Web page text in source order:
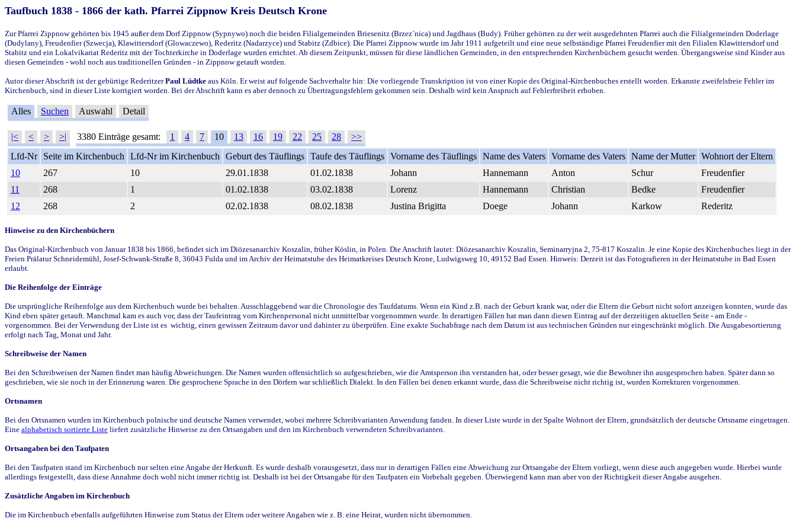
Taufbuch 1838 - 1866 der kath. Pfarrei Zippnow Kreis Deutsch Krone
Zur Pfarrei Zippnow gehörten bis 1945 außer dem Dorf Zippnow (Sypnywo) noch die beiden Filialgemeinden Briesenitz (Brzez`nica) und Jagdhaus (Budy). Früher gehörten zu der weit ausgedehnten Pfarrei auch die Filialgemeinden Doderlage
(Dudylany), Freudenfier (Szwecja), Klawittersdorf (Glowaczewo), Rederitz (Nadarzyce) und Stabitz (Zdbice). Die Pfarrei Zippnow wurde im Jahr 1911 aufgeteilt und eine neue selbständige Pfarrei Freudenfier mit den Filialen Klawittersdorf und
Stabitz und ein Lokalvikariat Rederitz mit der Tochterkirche in Doderlage wurden errichtet. Ab diesem Zeitpunkt, müssen für diese ländlichen Gemeinden, in den entsprechenden Kirchenbüchern gesucht werden. Übergangsweise sind Kinder aus
diesen Gemeinden - wohl noch aus traditionellen Gründen - in Zippnow getauft worden.
Autor dieser Abschrift ist der gebürtige RederitzerPaul Lüdtke aus Köln. Er weist auf folgende Sachverhalte hin: Die vorliegende Transkription ist von einer Kopie des Original-Kirchenbuches erstellt worden. Erkannte zweifelsfreie Fehler im
Kirchenbuch, sind in dieser Liste korrigiert worden. Bei der Abschrift kann es aber dennoch zu Übertragungsfehlern gekommen sein. Deshalb wird kein Anspruch auf Fehlerfreiheit erhoben.
Alles Suchen Auswahl Detail
|< < > >| 3380 Einträge gesamt: 1 4 7 10 13 16 19 22 25 28
>>
Lfd-Nr
Seite im Kirchenbuch Lfd-Nr im Kirchenbuch Geburt des Täuflings Taufe des Täuflings Vorname des Täuflings Name des Vaters Vorname des Vaters Name der Mutter Wohnort der Eltern
10
267 10 29.01.1838 01.02.1838 Johann Hannemann Anton Schur
Freudenfier
11
268 1 01.02.1838 03.02.1838 Lorenz Hannemann Christian Bedke
Freudenfier
12
268 2 02.02.1838 08.02.1838 Justina Brigitta Doege Johann Karkow Rederitz
Hinweise zu den Kirchenbüchern
Das Original-Kirchenbuch von Januar 1838 bis 1866, befindet sich im Diözesanarchiv Koszalin, früher Köslin, in Polen. Die Anschrift lautet: Diözesanarchiv Koszalin, Seminarryjna 2, 75-817 Koszalin. Je eine Kopie des Kirchenbuches liegt in der
Freien Prälatur Schneidemühl, Josef-Schwank-Straße 8, 36043 Fulda und im Archiv der Heimatstube des Heimatkreises Deutsch Krone, Ludwigsweg 10, 49152 Bad Essen. Hinweis: Derzeit ist das Fotografieren in der Heimatstube in Bad Essen
erlaubt.
Die Reihenfolge der Einträge
Die ursprüngliche Reihenfolge aus dem Kirchenbuch wurde bei behalten. Ausschlaggebend war die Chronologie des Taufdatums. Wenn ein Kind z.B. nach der Geburt krank war, oder die Eltern die Geburt nicht sofort anzeigen konnten, wurde das
Kind eben später getauft. Manchmal kam es auch vor, dass der Taufeintrag vom Kirchenpersonal nicht unmittelbar vorgenommen wurde. In derartigen Fällen hat man dann diesen Eintrag auf der derzeitigen aktuellen Seite - am Ende -
vorgenommen. Bei der Verwendung der Liste ist es wichtig, einen gewissen Zeitraum davor und dahinter zu überprüfen. Eine exakte Suchabfrage nach dem Datum ist aus technischen Gründen nur eingeschränkt möglich. Die Ausgabesortierung
erfolgt nach Tag, Monat und Jahr.
Schreibweise der Namen
Bei den Schreibweisen der Namen findet man häufig Abweichungen. Die Namen wurden offensichtlich so aufgeschrieben, wie die Amtsperson ihn verstanden hat, oder besser gesagt, wie die Bewohner ihn ausgesprochen haben. Später dann so
geschrieben, wie sie noch in der Erinnerung waren. Die gesprochene Sprache in den Dörfern war schließlich Dialekt. In den Fällen bei denen erkannt wurde, dass die Schreibweise nicht richtig ist, wurden Korrekturen vorgenommen.
Ortsnamen
Bei den Ortsnamen wurden im Kirchenbuch polnische und deutsche Namen verwendet, wobei mehrere Schreibvarianten Anwendung fanden. In dieser Liste wurde in der Spalte Wohnort der Eltern, grundsätzlich der deutsche Ortsname eingetragen.
Eine alphabetisch sortierte Liste liefert zusätzliche Hinweise zu den Ortsangaben und den im Kirchenbuch verwendeten Schreibvarianten.
Ortsangaben bei den Taufpaten
Bei den Taufpaten stand im Kirchenbuch nur selten eine Angabe der Herkunft. Es wurde deshalb vorausgesetzt, dass nur in derartigen Fällen eine Abweichung zur Ortsangabe der Eltern vorliegt, wenn diese auch angegeben wurde. Hierbei wurde
allerdings festgestellt, dass diese Annahme doch wohl nicht immer richtig ist. Deshalb ist bei der Ortsangabe für den Taufpaten ein Vorbehalt gegeben. Überwiegend kann man aber von der Richtigkeit dieser Angabe ausgehen.
Zusätzliche Angaben im Kirchenbuch
Die im Kirchenbuch ebenfalls aufgeführten Hinweise zum Status der Eltern oder weitere Angaben wie z. B. eine Heirat, wurden nicht übernommen.